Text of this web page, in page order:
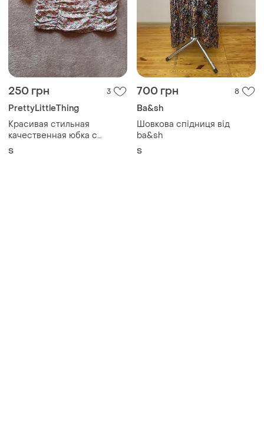
250 грн 3
PrettyLittleThing
Красивая стильная
качественная юбка с
драпировкой plt
S
700 грн 8
Ba&sh
Шовкова спідниця від
ba&sh
S